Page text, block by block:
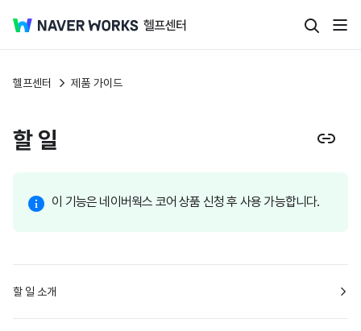
헬프센터 제품 가이드
할 일
이 기능은 네이버웍스 코어 상품 신청 후 사용 가능합니다.
할 일 소개